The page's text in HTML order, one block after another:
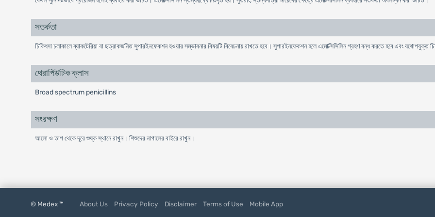
সতর্কতা
চিকিৎসা চলাকালে ব্যাকটেরিয়া বা ছত্রাকজনিত সুপারইনফেকশন হওয়ার সম্ভাবনার বিষয়টি বিবেচনায় রাখতে হবে। সুপারইনফেকশন হলে এমোক্সিসিলিন গ্রহণ বন্ধ করতে হবে এবং যথোপযুক্ত
থেরাপিউটিক ক্লাস
Broad spectrum penicillins
সংরক্ষণ
আলো ও তাপ থেকে দূরে শুষ্ক স্থানে রাখুন। শিশুদের নাগালের বাইরে রাখুন।
© Medex ™ About Us Privacy Policy Disclaimer Terms of Use Mobile App